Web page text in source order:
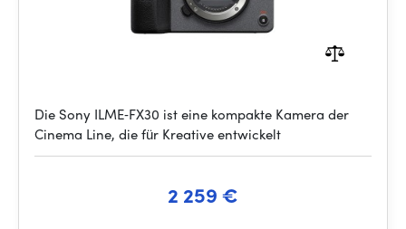
Die Sony ILME‑FX30 ist eine kompakte Kamera der
Cinema Line, die für Kreative entwickelt
2 259 €